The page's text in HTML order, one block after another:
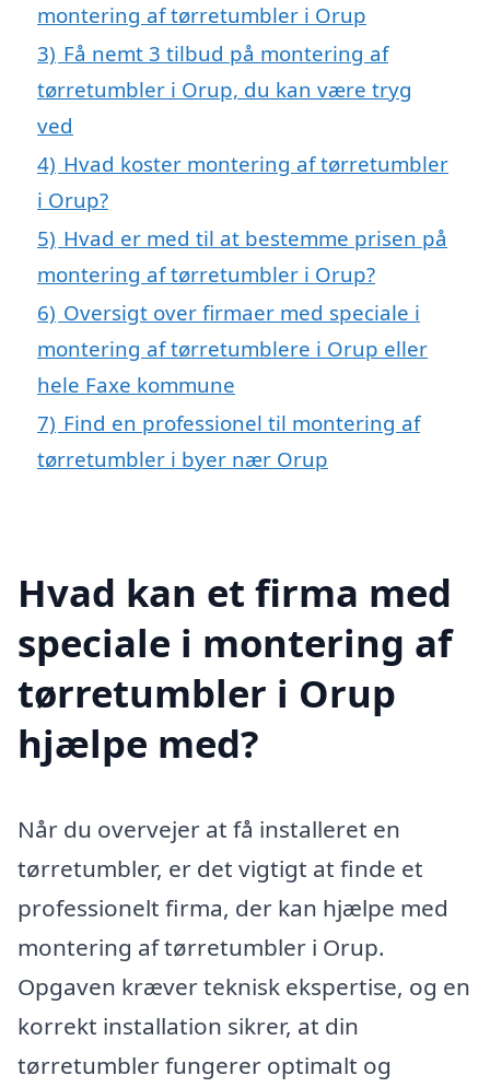
montering af tørretumbler i Orup
3) Få nemt 3 tilbud på montering af
tørretumbler i Orup, du kan være tryg
ved
4) Hvad koster montering af tørretumbler
i Orup?
5) Hvad er med til at bestemme prisen på
montering af tørretumbler i Orup?
6) Oversigt over firmaer med speciale i
montering af tørretumblere i Orup eller
hele Faxe kommune
7) Find en professionel til montering af
tørretumbler i byer nær Orup
Hvad kan et firma med
speciale i montering af
tørretumbler i Orup
hjælpe med?
Når du overvejer at få installeret en
tørretumbler, er det vigtigt at finde et
professionelt firma, der kan hjælpe med
montering af tørretumbler i Orup.
Opgaven kræver teknisk ekspertise, og en
korrekt installation sikrer, at din
tørretumbler fungerer optimalt og